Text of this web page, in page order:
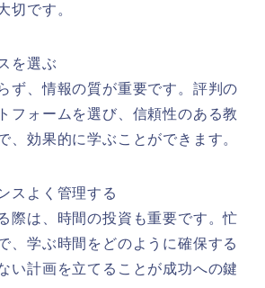
切です。
を選ぶ
ず、情報の質が重要です。評判の
フォームを選び、信頼性のある教
、効果的に学ぶことができます。
スよく管理する
際は、時間の投資も重要です。忙
、学ぶ時間をどのように確保する
い計画を立てることが成功への鍵